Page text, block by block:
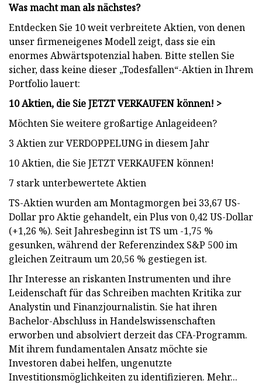
Was macht man als nächstes?
Entdecken Sie 10 weit verbreitete Aktien, von denen
unser firmeneigenes Modell zeigt, dass sie ein
enormes Abwärtspotenzial haben. Bitte stellen Sie
sicher, dass keine dieser „Todesfallen“-Aktien in Ihrem
Portfolio lauert:
10 Aktien, die Sie JETZT VERKAUFEN können! >
Möchten Sie weitere großartige Anlageideen?
3 Aktien zur VERDOPPELUNG in diesem Jahr
10 Aktien, die Sie JETZT VERKAUFEN können!
7 stark unterbewertete Aktien
TS-Aktien wurden am Montagmorgen bei 33,67 US-
Dollar pro Aktie gehandelt, ein Plus von 0,42 US-Dollar
(+1,26 %). Seit Jahresbeginn ist TS um -1,75 %
gesunken, während der Referenzindex S&P 500 im
gleichen Zeitraum um 20,56 % gestiegen ist.
Ihr Interesse an riskanten Instrumenten und ihre
Leidenschaft für das Schreiben machten Kritika zur
Analystin und Finanzjournalistin. Sie hat ihren
Bachelor-Abschluss in Handelswissenschaften
erworben und absolviert derzeit das CFA-Programm.
Mit ihrem fundamentalen Ansatz möchte sie
Investoren dabei helfen, ungenutzte
Investitionsmöglichkeiten zu identifizieren. Mehr...